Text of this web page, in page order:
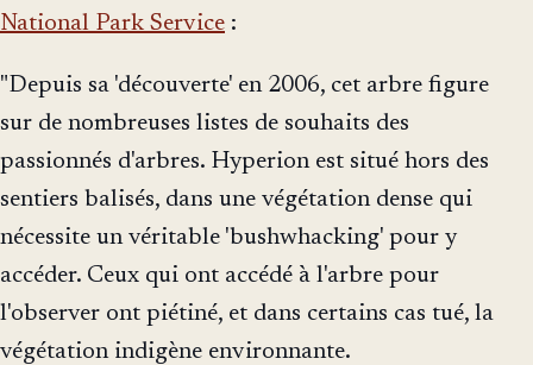
National Park Service :
"Depuis sa 'découverte' en 2006, cet arbre figure
sur de nombreuses listes de souhaits des
passionnés d'arbres. Hyperion est situé hors des
sentiers balisés, dans une végétation dense qui
nécessite un véritable 'bushwhacking' pour y
accéder. Ceux qui ont accédé à l'arbre pour
l'observer ont piétiné, et dans certains cas tué, la
végétation indigène environnante.